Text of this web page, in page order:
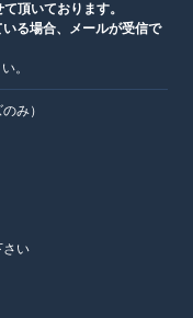
頂いております。
る場合、メールが受信で
。
み）
い